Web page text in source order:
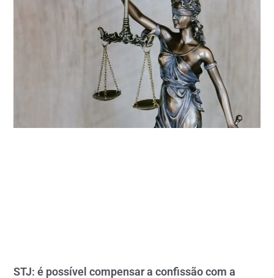
STJ: é possível compensar a confissão com a